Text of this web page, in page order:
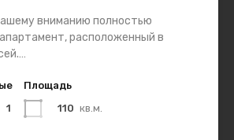
вниманию полностью
расположенный в
1
Площадь
110 кв.м.